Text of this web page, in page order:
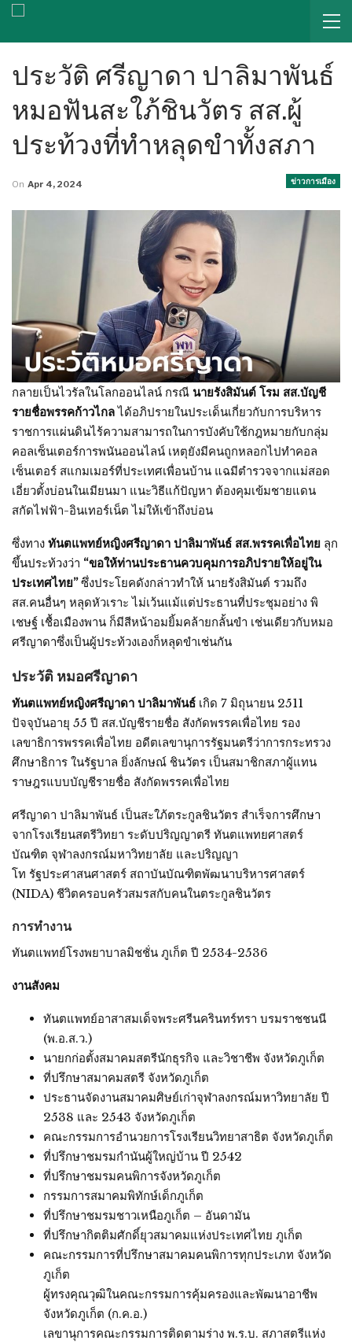
ประวัติ ศรีญาดา ปาลิมาพันธ์
หมอฟันสะใภ้ชินวัตร สส.ผู้
ประท้วงที่ทำหลุดขำทั้งสภา
ข่าวการเมือง
On Apr 4, 2024
กลายเป็นไวรัลในโลกออนไลน์ กรณี นายรังสิมันต์ โรม สส.บัญชี
รายชื่อพรรคก้าวไกลได้อภิปรายในประเด็นเกี่ยวกับการบริหาร
ราชการแผ่นดินไร้ความสามารถในการบังคับใช้กฎหมายกับกลุ่ม
คอลเซ็นเตอร์การพนันออนไลน์ เหตุยังมีคนถูกหลอกไปทำคอล
เซ็นเตอร์ สแกมเมอร์ที่ประเทศเพื่อนบ้าน แฉมีตำรวจจากแม่สอด
เอี่ยวตั้งบ่อนในเมียนมา แนะวิธีแก้ปัญหา ต้องคุมเข้มชายแดน
สกัดไฟฟ้า-อินเทอร์เน็ต ไม่ให้เข้าถึงบ่อน
ซึ่งทาง ทันตแพทย์หญิงศรีญาดา ปาลิมาพันธ์ สส.พรรคเพื่อไทย ลุก
ขึ้นประท้วงว่า “ขอให้ท่านประธานควบคุมการอภิปรายให้อยู่ใน
ประเทศไทย”ซึ่งประโยคดังกล่าวทำให้ นายรังสิมันต์ รวมถึง
สส.คนอื่นๆ หลุดหัวเราะ ไม่เว้นแม้แต่ประธานที่ประชุมอย่าง พิ
เชษฐ์ เชื้อเมืองพาน ก็มีสีหน้าอมยิ้มคล้ายกลั้นขำ เช่นเดียวกับหมอ
ศรีญาดาซึ่งเป็นผู้ประท้วงเองก็หลุดขำเช่นกัน
ประวัติ หมอศรีญาดา
ทันตแพทย์หญิงศรีญาดา ปาลิมาพันธ์ เกิด 7 มิถุนายน 2511
ปัจจุบันอายุ 55 ปี สส.บัญชีรายชื่อ สังกัดพรรคเพื่อไทย รอง
เลขาธิการพรรคเพื่อไทย อดีตเลขานุการรัฐมนตรีว่าการกระทรวง
ศึกษาธิการ ในรัฐบาล ยิ่งลักษณ์ ชินวัตร เป็นสมาชิกสภาผู้แทน
ราษฎรแบบบัญชีรายชื่อ สังกัดพรรคเพื่อไทย
ศรีญาดา ปาลิมาพันธ์ เป็นสะใภ้ตระกูลชินวัตร สำเร็จการศึกษา
จากโรงเรียนสตรีวิทยา ระดับปริญญาตรี ทันตแพทยศาสตร์
บัณฑิต จุฬาลงกรณ์มหาวิทยาลัย และปริญญา
โท รัฐประศาสนศาสตร์ สถาบันบัณฑิตพัฒนาบริหารศาสตร์
(NIDA) ชีวิตครอบครัวสมรสกับคนในตระกูลชินวัตร
การทำงาน
ทันตแพทย์โรงพยาบาลมิชชั่น ภูเก็ต ปี 2534-2536
งานสังคม
ทันตแพทย์อาสาสมเด็จพระศรีนครินทร์ทรา บรมราชชนนี
(พ.อ.ส.ว.)
นายกก่อตั้งสมาคมสตรีนักธุรกิจ และวิชาชีพ จังหวัดภูเก็ต
ที่ปรึกษาสมาคมสตรี จังหวัดภูเก็ต
ประธานจัดงานสมาคมศิษย์เก่าจุฬาลงกรณ์มหาวิทยาลัย ปี
2538 และ 2543 จังหวัดภูเก็ต
คณะกรรมการอำนวยการโรงเรียนวิทยาสาธิต จังหวัดภูเก็ต
ที่ปรึกษาชมรมกำนันผู้ใหญ่บ้าน ปี 2542
ที่ปรึกษาชมรมคนพิการจังหวัดภูเก็ต
กรรมการสมาคมพิทักษ์เด็กภูเก็ต
ที่ปรึกษาชมรมชาวเหนือภูเก็ต – อันดามัน
ที่ปรึกษากิตติมศักดิ์ยุวสมาคมแห่งประเทศไทย ภูเก็ต
คณะกรรมการที่ปรึกษาสมาคมคนพิการทุกประเภท จังหวัด
ภูเก็ต
ผู้ทรงคุณวุฒิในคณะกรรมการคุ้มครองและพัฒนาอาชีพ
จังหวัดภูเก็ต (ก.ค.อ.)
เลขานุการคณะกรรมการติดตามร่าง พ.ร.บ. สภาสตรีแห่ง